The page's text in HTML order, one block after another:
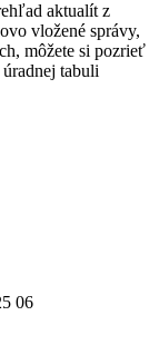
aktualít z
vložené správy,
môžete si pozrieť
tabuli
06